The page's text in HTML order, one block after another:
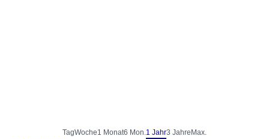
TagWoche1 Monat6 Mon.1 Jahr3 Jahre Max.